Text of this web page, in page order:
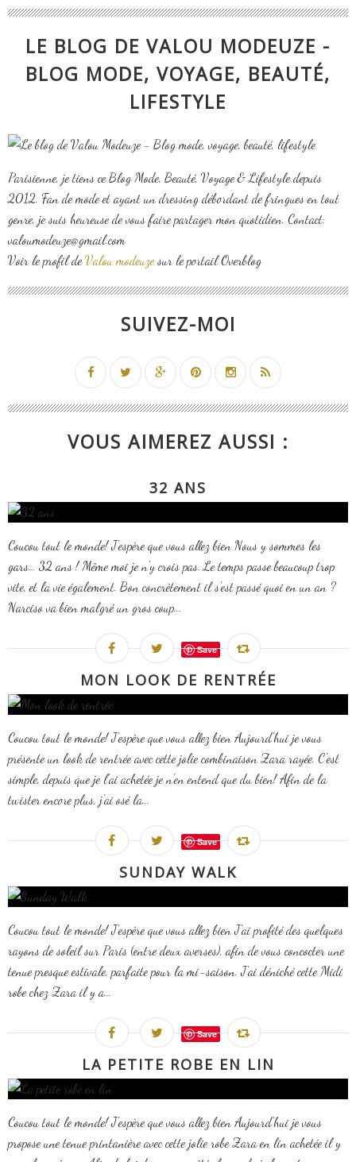
LE BLOG DE VALOU MODEUZE -
BLOG MODE, VOYAGE, BEAUTÉ,
LIFESTYLE
Parisienne, je tiens ce Blog Mode, Beauté, Voyage & Lifestyle depuis
2012. Fan de mode et ayant un dressing débordant de fringues en tout
genre, je suis heureuse de vous faire partager mon quotidien. Contact:
valoumodeuze@gmail.com
Voir le profil deValou modeuzesur le portail Overblog
SUIVEZ-MOI
VOUS AIMEREZ AUSSI :
32 ANS
Coucou tout le monde! J'espère que vous allez bien Nous y sommes les
gars… 32 ans ! Même moi je n'y crois pas. Le temps passe beaucoup trop
vite, et la vie également. Bon concrètement il s'est passé quoi en un an ?
Narciso va bien malgré un gros coup...
Save
MON LOOK DE RENTRÉE
Coucou tout le monde! J'espère que vous allez bien Aujourd'hui je vous
présente un look de rentrée avec cette jolie combinaison Zara rayée. C'est
simple, depuis que je l'ai achetée je n'en entend que du bien! Afin de la
twister encore plus, j'ai osé la...
Save
SUNDAY WALK
Coucou tout le monde! J'espère que vous allez bien J'ai profité des quelques
rayons de soleil sur Paris (entre deux averses), afin de vous concocter une
tenue presque estivale, parfaite pour la mi-saison. J'ai déniché cette Midi
robe chez Zara il y a...
Save
LA PETITE ROBE EN LIN
Coucou tout le monde! J'espère que vous allez bien Aujourd'hui je vous
propose une tenue printanière avec cette jolie robe Zara en lin achetée il y